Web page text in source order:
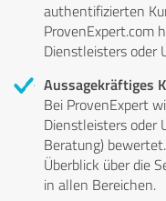
authentifizierten
ProvenExpert.com
Dienstleisters oder
Aussagekräftiges
Bei ProvenExpert
Dienstleisters oder
Beratung)
Überblick über die
in allen Bereichen.